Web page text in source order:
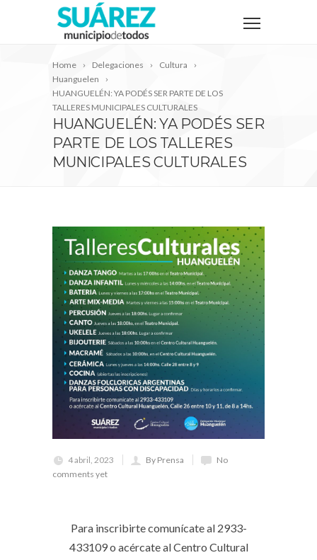
Home Delegaciones
Cultura
Huanguelen
HUANGUELÉN: YA PODÉS SER PARTE DE LOS
TALLERES MUNICIPALES CULTURALES
HUANGUELÉN: YA PODÉS SER
PARTE DE LOS TALLERES
MUNICIPALES CULTURALES
4 abril, 2023 By Prensa
No
comments yet
Para inscribirte comunícate al 2933-
433109 o acércate al Centro Cultural